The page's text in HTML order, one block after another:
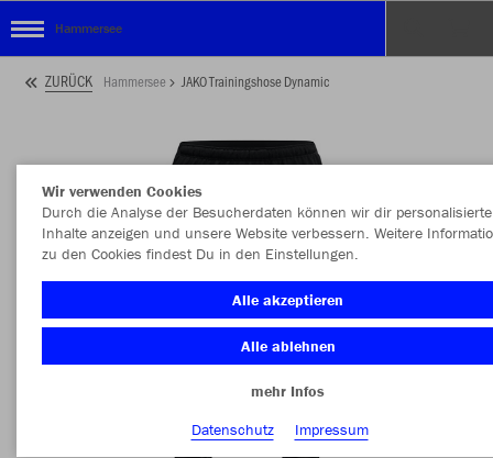
Hammersee
ZURÜCK Hammersee JAKO Trainingshose Dynamic
Wir verwenden Cookies
Durch die Analyse der Besucherdaten können wir dir personalisierte
Inhalte anzeigen und unsere Website verbessern. Weitere
zu den Cookies findest Du in den Einstellungen.
Alle akzeptieren
Alle ablehnen
mehr Infos
Datenschutz
Impressum